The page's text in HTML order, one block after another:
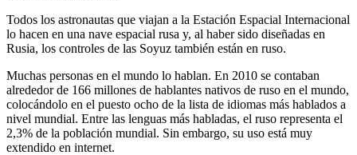
Todos los astronautas que viajan a la Estación Espacial Internacional
lo hacen en una nave espacial rusa y, al haber sido diseñadas en
Rusia, los controles de las Soyuz también están en ruso.
Muchas personas en el mundo lo hablan. En 2010 se contaban
alrededor de 166 millones de hablantes nativos de ruso en el mundo,
colocándolo en el puesto ocho de la lista de idiomas más hablados a
nivel mundial. Entre las lenguas más habladas, el ruso representa el
2,3% de la población mundial. Sin embargo, su uso está muy
extendido en internet.